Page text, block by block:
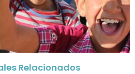
Relacionados